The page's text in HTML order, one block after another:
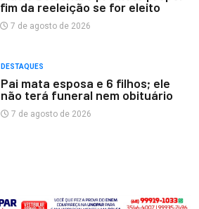
fim da reeleição se for eleito
7 de agosto de 2026
DESTAQUES
Pai mata esposa e 6 filhos; ele
não terá funeral nem obituário
7 de agosto de 2026